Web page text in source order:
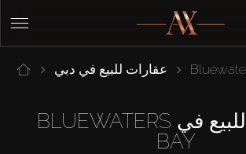
عقارات للبيع في دبي
عقارات للبيع في BLUEWATERS
BAY